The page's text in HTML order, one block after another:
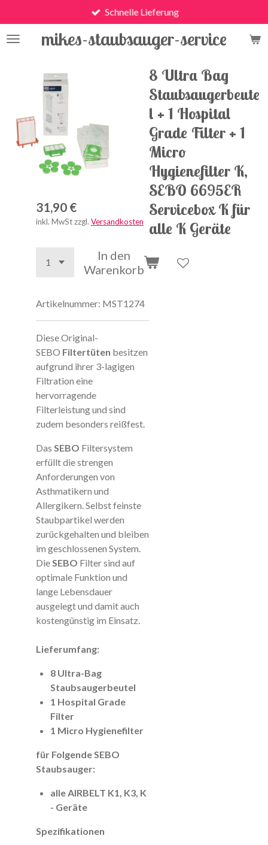
Hauptinhalt
springenmikes-staubsauger-service
Schnelle Lieferung
8 Ultra Bag
Staubsaugerbeute
l + 1 Hospital
Grade Filter + 1
Micro
Hygienefilter K,
SEBO 6695ER
Servicebox K für
alle K Geräte
31,90 €
inkl. MwSt zzgl. Versandkosten
In den
Warenkorb
Artikelnummer: MST1274
Diese Original-
SEBO Filtertüten besitzen
aufgrund ihrer 3-lagigen
Filtration eine
hervorragende
Filterleistung und sind
zudem besonders reißfest.
Das SEBO Filtersystem
erfüllt die strengen
Anforderungen von
Asthmatikern und
Allergikern. Selbst feinste
Staubpartikel werden
zurückgehalten und bleiben
im geschlossenen System.
DieSEBO Filter sind auf
optimale Funktion und
lange Lebensdauer
ausgelegt und damit auch
kostengünstig im Einsatz.
Lieferumfang:
8 Ultra-Bag
Staubsaugerbeutel
1 Hospital Grade
Filter
1 Micro Hygienefilter
für Folgende SEBO
Staubsauger:
alle AIRBELT K1, K3, K
- Geräte
Spezifikationen